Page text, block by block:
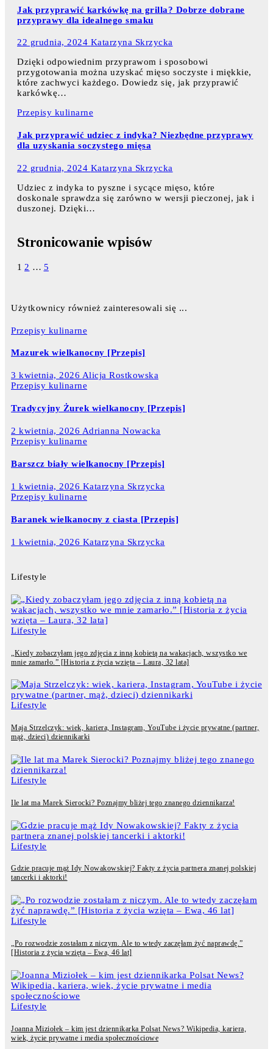
Jak przyprawić karkówkę na grilla? Dobrze dobrane
przyprawy dla idealnego smaku
22 grudnia, 2024 Katarzyna Skrzycka
Dzięki odpowiednim przyprawom i sposobowi
przygotowania można uzyskać mięso soczyste i miękkie,
które zachwyci każdego. Dowiedz się, jak przyprawić
karkówkę…
Przepisy kulinarne
Jak przyprawić udziec z indyka? Niezbędne przyprawy
dla uzyskania soczystego mięsa
22 grudnia, 2024 Katarzyna Skrzycka
Udziec z indyka to pyszne i sycące mięso, które
doskonale sprawdza się zarówno w wersji pieczonej, jak i
duszonej. Dzięki…
Stronicowanie wpisów
1 2 … 5
Użytkownicy również zainteresowali się ...
Przepisy kulinarne
Mazurek wielkanocny [Przepis]
3 kwietnia, 2026 Alicja Rostkowska
Przepisy kulinarne
Tradycyjny Żurek wielkanocny [Przepis]
2 kwietnia, 2026 Adrianna Nowacka
Przepisy kulinarne
Barszcz biały wielkanocny [Przepis]
1 kwietnia, 2026 Katarzyna Skrzycka
Przepisy kulinarne
Baranek wielkanocny z ciasta [Przepis]
1 kwietnia, 2026 Katarzyna Skrzycka
Lifestyle
Lifestyle
„Kiedy zobaczyłam jego zdjęcia z inną kobietą na wakacjach, wszystko we
mnie zamarło.” [Historia z życia wzięta – Laura, 32 lata]
Lifestyle
Maja Strzelczyk: wiek, kariera, Instagram, YouTube i życie prywatne (partner,
mąż, dzieci) dziennikarki
Lifestyle
Ile lat ma Marek Sierocki? Poznajmy bliżej tego znanego dziennikarza!
Lifestyle
Gdzie pracuje mąż Idy Nowakowskiej? Fakty z życia partnera znanej polskiej
tancerki i aktorki!
Lifestyle
„Po rozwodzie zostałam z niczym. Ale to wtedy zaczęłam żyć naprawdę.”
[Historia z życia wzięta – Ewa, 46 lat]
Lifestyle
Joanna Miziołek – kim jest dziennikarka Polsat News? Wikipedia, kariera,
wiek, życie prywatne i media społecznościowe